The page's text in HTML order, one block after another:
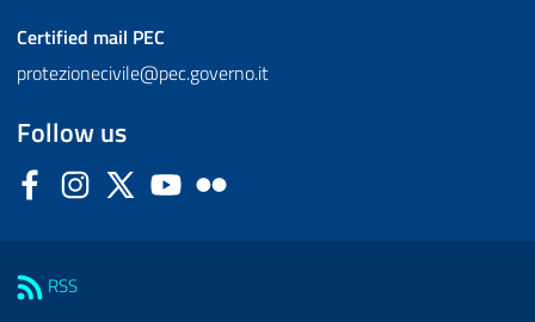
Certified mail PEC
protezionecivile@pec.governo.it
Follow us
FacebookInstagram
Twitter YouTube
RSS